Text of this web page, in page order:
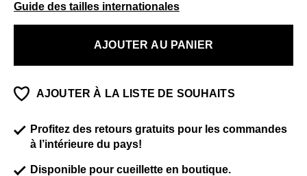
Guide des tailles internationales
AJOUTER AU PANIER
AJOUTER À LA LISTE DE SOUHAITS
Profitez des retours gratuits pour les commandes
à l’intérieure du pays!
Disponible pour cueillette en boutique.